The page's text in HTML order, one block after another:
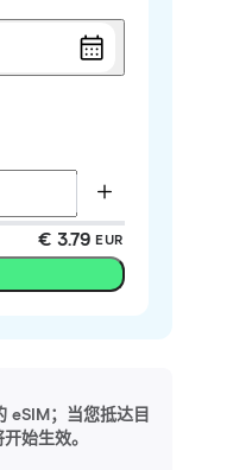
€ 3.79 EUR
eSIM；当您抵达目
始生效。